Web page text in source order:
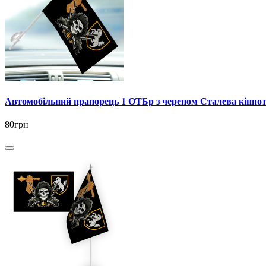
Автомобільний прапорець 1 ОТБр з черепом Сталева
80грн